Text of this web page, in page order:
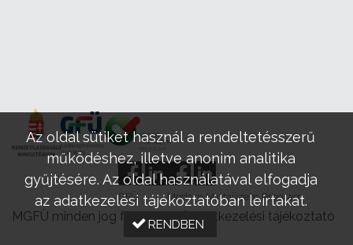
GFÜ Modern Mintaüzem Program
MGFÜ minden jog fenntartva |Adatkezelési tájékoztató
Az oldal sütiket használ a rendeltetésszerű
működéshez, illetve anonim analitika
gyűjtésére. Az oldal használatával elfogadja
az adatkezelési tájékoztatóban leírtakat.
RENDBEN